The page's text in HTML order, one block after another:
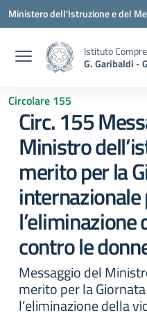
Vai ai contenuti
Vai al menu di navigazione
Vai al footer
Ministero dell'Istruzione e del
Istituto
G. Garibaldi -
Circolare 155
Circ. 155
Ministro
merito per la
internazionale
l’eliminazione
contro le
Messaggio del
merito per la
l’eliminazione della